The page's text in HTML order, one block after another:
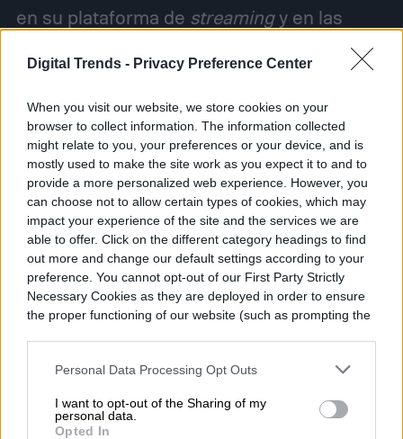
Digital Trends - Privacy Preference Center
When you visit our website, we store cookies on your
browser to collect information. The information collected
might relate to you, your preferences or your device, and is
mostly used to make the site work as you expect it to and to
provide a more personalized web experience. However, you
can choose not to allow certain types of cookies, which may
impact your experience of the site and the services we are
able to offer. Click on the different category headings to find
out more and change our default settings according to your
preference. You cannot opt-out of our First Party Strictly
Necessary Cookies as they are deployed in order to ensure
the proper functioning of our website (such as prompting the
Personal Data Processing Opt Outs
I want to opt-out of the Sharing of my
personal data.
Opted In
en su plataforma de streamingy en las
salas de cine, lo que ha motivado una serie
de opiniones dispares.
Como muchos otros ámbitos, la industria
del entretenimiento también ha tenido que
adaptarse a la emergencia, incluso
improvisando para no sucumbir.